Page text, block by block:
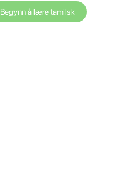
Begynn å lære tamilsk